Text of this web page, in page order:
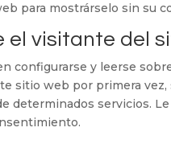
para mostrárselo sin su
el visitante del
configurarse y leerse
sitio web por primera
determinados servicios.